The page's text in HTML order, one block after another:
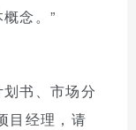
念。”
书、市场分
目经理，请